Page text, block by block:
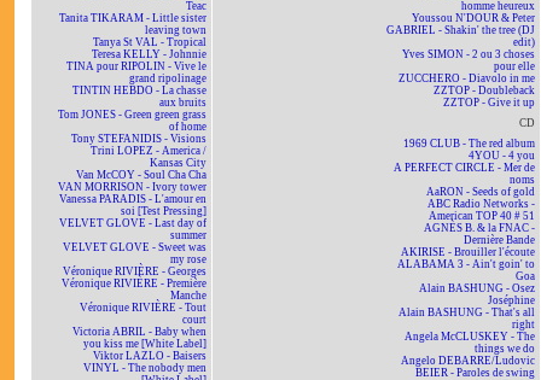
Teac
Tanita TIKARAM - Little sister
leaving town
Tanya St VAL - Tropical
Teresa KELLY - Johnnie
TINA pour RIPOLIN - Vive le
grand ripolinage
TINTIN HEBDO - La chasse
aux bruits
Tom JONES - Green green grass
of home
Tony STEFANIDIS - Visions
Trini LOPEZ - America /
Kansas City
Van McCOY - Soul Cha Cha
VAN MORRISON - Ivory tower
Vanessa PARADIS - L'amour en
soi [Test Pressing]
VELVET GLOVE - Last day of
summer
VELVET GLOVE - Sweet was
my rose
Véronique RIVIÈRE - Georges
Véronique RIVIÈRE - Première
Manche
Véronique RIVIÈRE - Tout
court
Victoria ABRIL - Baby when
you kiss me [White Label]
Viktor LAZLO - Baisers
VINYL - The nobody men
homme heureux
Youssou N'DOUR & Peter
GABRIEL - Shakin' the tree (DJ
edit)
Yves SIMON - 2 ou 3 choses
pour elle
ZUCCHERO - Diavolo in me
ZZTOP - Doubleback
ZZTOP - Give it up
CD
1969 CLUB - The red album
4YOU - 4 you
A PERFECT CIRCLE - Mer de
noms
AaRON - Seeds of gold
ABC Radio Networks -
American TOP 40 # 51
AGNÈS B. & la FNAC -
Dernière Bande
AKIRISE - Brouiller l'écoute
ALABAMA 3 - Ain't goin' to
Goa
Alain BASHUNG - Osez
Joséphine
Alain BASHUNG - That's all
right
Angela McCLUSKEY - The
things we do
Angelo DEBARRE/Ludovic
BEIER - Paroles de swing